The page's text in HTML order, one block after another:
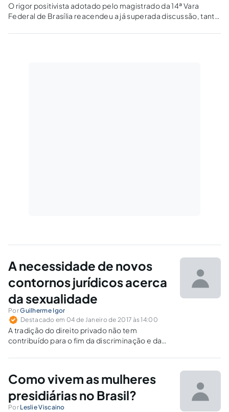
O rigor positivista adotado pelo magistrado da 14ª Vara
Federal de Brasília reacendeu a já superada discussão, tanto
homoafetividade ser uma doença.
A necessidade de novos
contornos jurídicos acerca
da sexualidade
PorGuilherme Igor
Destacado em 04 de Janeiro de 2017 às 14:00
A tradição do direito privado não tem
contribuído para o fim da discriminação e da
minoritários.
Como vivem as mulheres
presidiárias no Brasil?
Por Leslie Viscaino